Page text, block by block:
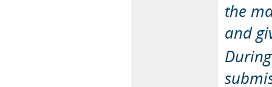
the
and